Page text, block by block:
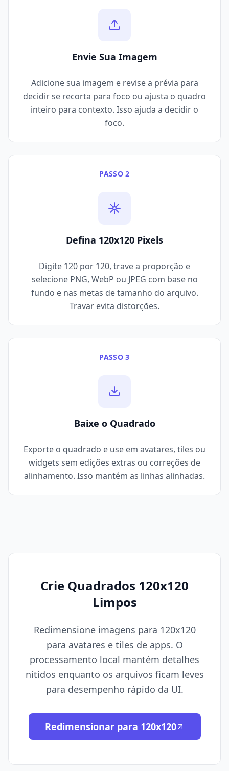
Envie Sua Imagem
Adicione sua imagem e revise a prévia para
decidir se recorta para foco ou ajusta o quadro
inteiro para contexto. Isso ajuda a decidir o
foco.
PASSO 2
Defina 120x120 Pixels
Digite 120 por 120, trave a proporção e
selecione PNG, WebP ou JPEG com base no
fundo e nas metas de tamanho do arquivo.
Travar evita distorções.
PASSO 3
Baixe o Quadrado
Exporte o quadrado e use em avatares, tiles ou
widgets sem edições extras ou correções de
alinhamento. Isso mantém as linhas alinhadas.
Crie Quadrados 120x120
Limpos
Redimensione imagens para 120x120
para avatares e tiles de apps. O
processamento local mantém detalhes
nítidos enquanto os arquivos ficam leves
para desempenho rápido da UI.
Redimensionar para 120x120